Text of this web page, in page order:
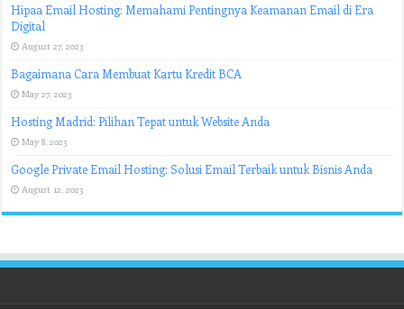
Hipaa Email Hosting: Memahami Pentingnya Keamanan Email di Era
Digital
August 27, 2023
Bagaimana Cara Membuat Kartu Kredit BCA
May 27, 2023
Hosting Madrid: Pilihan Tepat untuk Website Anda
May 8, 2023
Google Private Email Hosting: Solusi Email Terbaik untuk Bisnis Anda
August 12, 2023